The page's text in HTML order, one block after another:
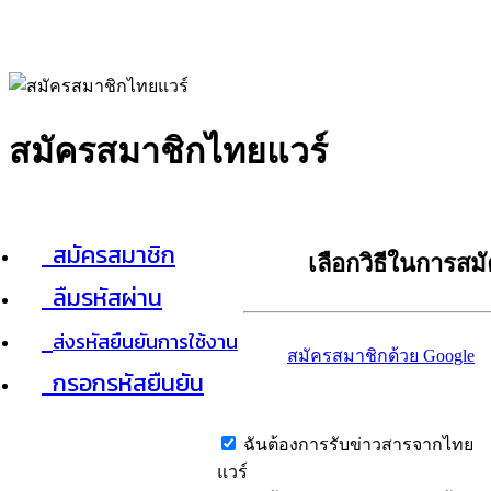
สมัครสมาชิกไทยแวร์
สมัครสมาชิก
ลืมรหัสผ่าน
ส่งรหัสยืนยันการใช้งาน
กรอกรหัสยืนยัน
เลือกวิธีในการส
สมัครสมาชิกด้วย Google
ฉันต้องการรับข่าวสารจากไทย
แวร์